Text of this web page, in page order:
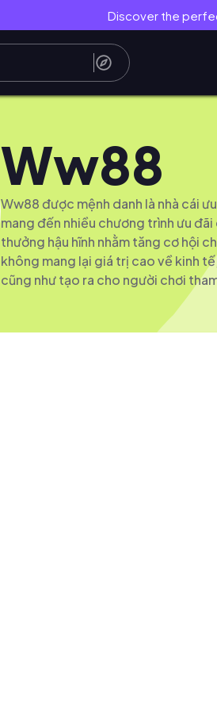
Discover the
Ww88
Ww88 được mệnh danh là nhà cái
mang đến nhiều chương trình ưu
thưởng hậu hĩnh nhằm tăng cơ hội
không mang lại giá trị cao về kinh
cũng như tạo ra cho người chơi